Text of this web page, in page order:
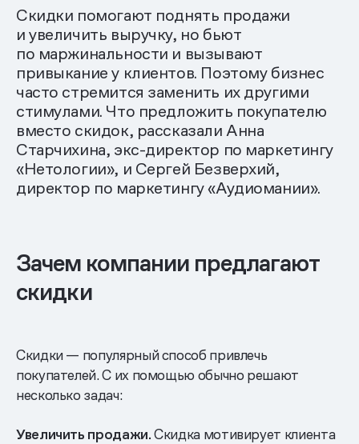
Скидки помогают поднять продажи
и увеличить выручку, но бьют
по маржинальности и вызывают
привыкание у клиентов. Поэтому бизнес
часто стремится заменить их другими
стимулами. Что предложить покупателю
вместо скидок, рассказали Анна
Старчихина, экс-директор по маркетингу
«Нетологии», и Сергей Безверхий,
директор по маркетингу «Аудиомании».
Зачем компании предлагают
скидки
Скидки — популярный способ привлечь
покупателей. С их помощью обычно решают
несколько задач:
Увеличить продажи.Скидка мотивирует клиента